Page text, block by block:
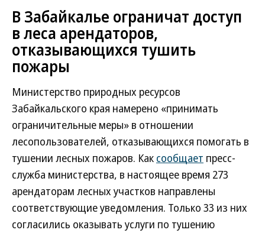
В Забайкалье ограничат доступ
в леса арендаторов,
отказывающихся тушить
пожары
Министерство природных ресурсов
Забайкальского края намерено «принимать
ограничительные меры» в отношении
лесопользователей, отказывающихся помогать в
тушении лесных пожаров. Как сообщает пресс-
служба министерства, в настоящее время 273
арендаторам лесных участков направлены
соответствующие уведомления. Только 33 из них
согласились оказывать услуги по тушению